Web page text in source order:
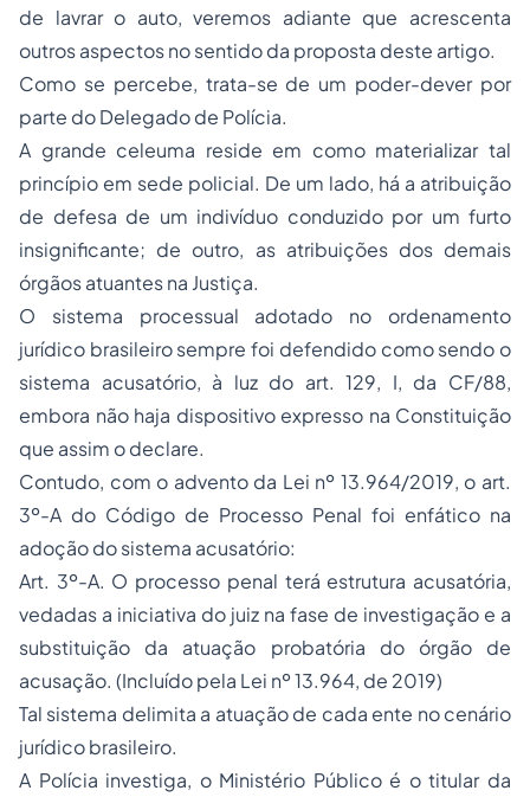
de lavrar o auto, veremos adiante que acrescenta
outros aspectos no sentido da proposta deste artigo.
Como se percebe, trata-se de um poder-dever por
parte do Delegado de Polícia.
A grande celeuma reside em como materializar tal
princípio em sede policial. De um lado, há a atribuição
de defesa de um indivíduo conduzido por um furto
insignificante; de outro, as atribuições dos demais
órgãos atuantes na Justiça.
O sistema processual adotado no ordenamento
jurídico brasileiro sempre foi defendido como sendo o
sistema acusatório, à luz do art. 129, I, da CF/88,
embora não haja dispositivo expresso na Constituição
que assim o declare.
Contudo, com o advento da Lei nº 13.964/2019, o art.
3º-A do Código de Processo Penal foi enfático na
adoção do sistema acusatório:
Art. 3º-A. O processo penal terá estrutura acusatória,
vedadas a iniciativa do juiz na fase de investigação e a
substituição da atuação probatória do órgão de
acusação. (Incluído pela Lei nº 13.964, de 2019)
Tal sistema delimita a atuação de cada ente no cenário
jurídico brasileiro.
A Polícia investiga, o Ministério Público é o titular da